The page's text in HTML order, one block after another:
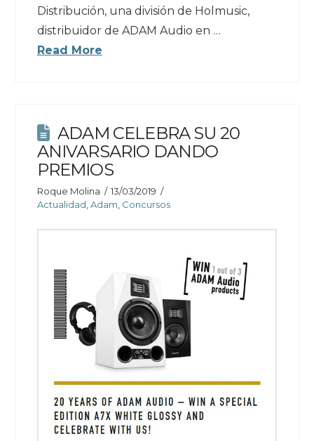
Distribución, una división de Holmusic,
distribuidor de ADAM Audio en …
Read More
ADAM CELEBRA SU 20
ANIVARSARIO DANDO
PREMIOS
Roque Molina
13/03/2019
Actualidad Adam Concursos